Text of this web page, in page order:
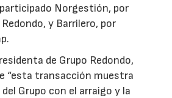
Norgestión, por
y Barrilero, por
de Grupo Redondo,
“esta transacción muestra
Grupo con el arraigo y la